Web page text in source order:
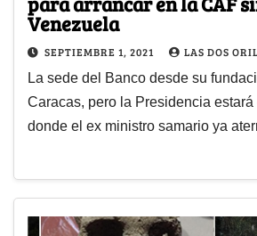
Venezuela
SEPTIEMBRE 1, 2021 LAS DOS
La sede del Banco desde su
Caracas, pero la Presidencia
donde el ex ministro samario ya